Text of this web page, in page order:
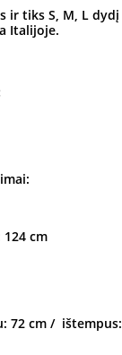
ir tiks S, M, L
Italijoje.
cm
72 cm /